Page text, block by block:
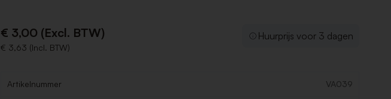
€ 3,00 (Excl. BTW)
€ 3,63 (Incl. BTW)
Huurprijs voor 3 dagen
Artikelnummer VA039